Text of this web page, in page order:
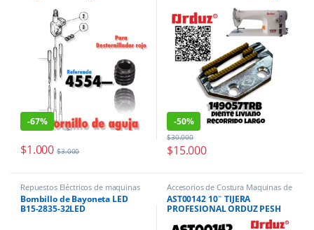
-67%
$1.000 $3.000
-50%
$15.000
$30.000
Repuestos Eléctricos de maquinas
de coser
Bombillo de Bayoneta LED
B15-2835-32LED
Accesorios de Costura Maquinas de
coser
AST00142 10¨ TIJERA
PROFESIONAL ORDUZ PESH